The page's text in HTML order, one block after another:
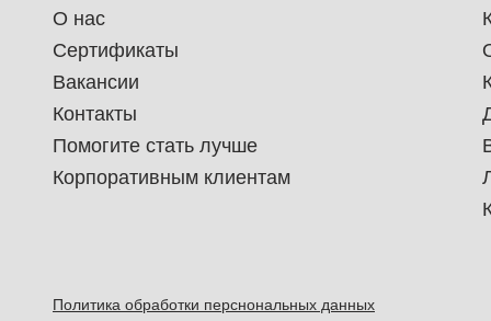
О нас
Сертификаты
Вакансии
Контакты
Помогите стать лучше
Корпоративным клиентам
Политика обработки перснональных данных